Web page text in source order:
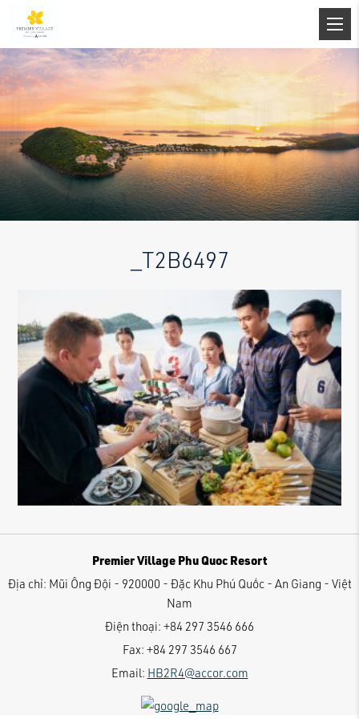
_T2B6497
Premier Village Phu Quoc Resort
Địa chỉ: Mũi Ông Đội - 920000 - Đặc Khu Phú Quốc - An Giang - Việt
Nam
Điện thoại: +84 297 3546 666
Fax: +84 297 3546 667
Email: HB2R4@accor.com